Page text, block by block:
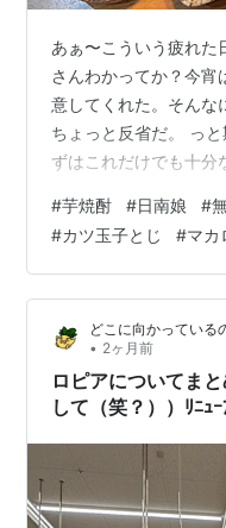
あぁ〜こういう疲れた
さんわかってか？今宵
意してくれた。そんな
ちょっと反省だ。 っ
ずはこれだけでも十分
酎煽るのが実にいいの
中1番気に入っていた
に感じちゃったし、ス
下げされていたのも助
んが用意してくれて
焼きだ！おいおい、
#芋焼酎 #日南娘 #
#カツ玉子とじ #マカ
どこに向かっている
• 2ヶ月前
ロピアについてま
して（笑？））ﾘﾆｭｰ